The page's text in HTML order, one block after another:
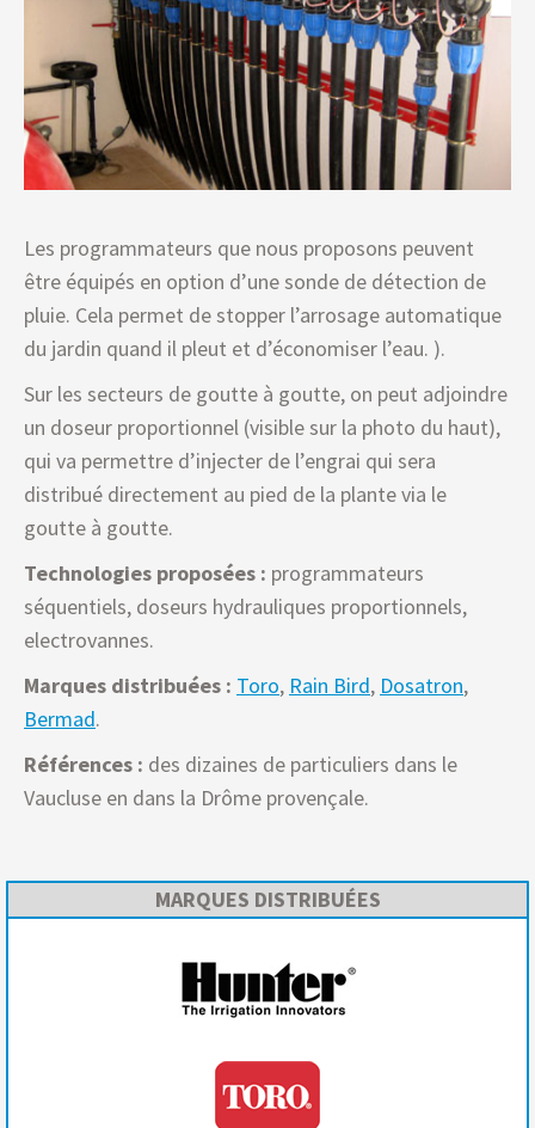
Les programmateurs que nous proposons peuvent
être équipés en option d’une sonde de détection de
pluie. Cela permet de stopper l’arrosage automatique
du jardin quand il pleut et d’économiser l’eau. ).
Sur les secteurs de goutte à goutte, on peut adjoindre
un doseur proportionnel (visible sur la photo du haut),
qui va permettre d’injecter de l’engrai qui sera
distribué directement au pied de la plante via le
goutte à goutte.
Technologies proposées : programmateurs
séquentiels, doseurs hydrauliques proportionnels,
electrovannes.
Marques distribuées : Toro, Rain Bird, Dosatron,
Bermad.
Références : des dizaines de particuliers dans le
Vaucluse en dans la Drôme provençale.
MARQUES DISTRIBUÉES